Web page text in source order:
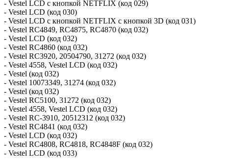
- Vestel LCD с кнопкой NETFLIX (код 029)
- Vestel LCD (код 030)
- Vestel LCD с кнопкой NETFLIX с кнопкой 3D (код 031)
- Vestel RC4849, RC4875, RC4870 (код 032)
- Vestel LCD (код 032)
- Vestel RC4860 (код 032)
- Vestel RC3920, 20504790, 31272 (код 032)
- Vestel 4558, Vestel LCD (код 032)
- Vestel (код 032)
- Vestel 10073349, 31274 (код 032)
- Vestel (код 032)
- Vestel RC5100, 31272 (код 032)
- Vestel 4558, Vestel LCD (код 032)
- Vestel RC-3910, 20512312 (код 032)
- Vestel RC4841 (код 032)
- Vestel LCD (код 032)
- Vestel RC4808, RC4818, RC4848F (код 032)
- Vestel LCD (код 033)